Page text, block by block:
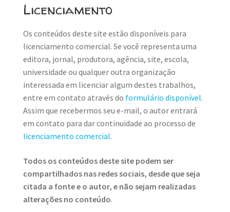
Licenciamento
Os conteúdos deste site estão disponíveis para
licenciamento comercial. Se você representa uma
editora, jornal, produtora, agência, site, escola,
universidade ou qualquer outra organização
interessada em licenciar algum destes trabalhos,
entre em contato através do formulário disponível.
Assim que recebermos seu e-mail, o autor entrará
em contato para dar continuidade ao processo de
licenciamento comercial.
Todos os conteúdos deste site podem ser
compartilhados nas redes sociais, desde que seja
citada a fonte e o autor, e não sejam realizadas
alterações no conteúdo.